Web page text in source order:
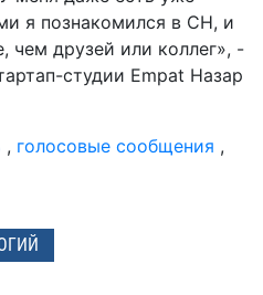
я познакомился в СH, и
друзей или коллег», -
студии Empat Назар
, голосовые сообщения ,